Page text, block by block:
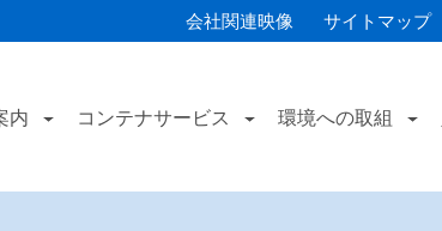
会社関連映像 サイトマップ
内 コンテナサービス 環境への取組